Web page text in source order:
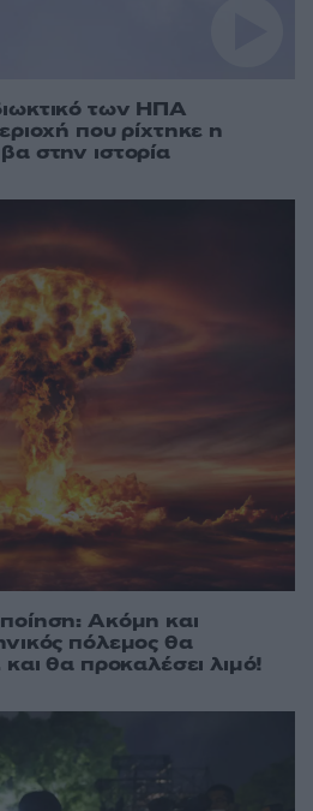
των ΗΠΑ
που ρίχτηκε η
στην ιστορία
Ακόμη και
πόλεμος θα
θα προκαλέσει λιμό!